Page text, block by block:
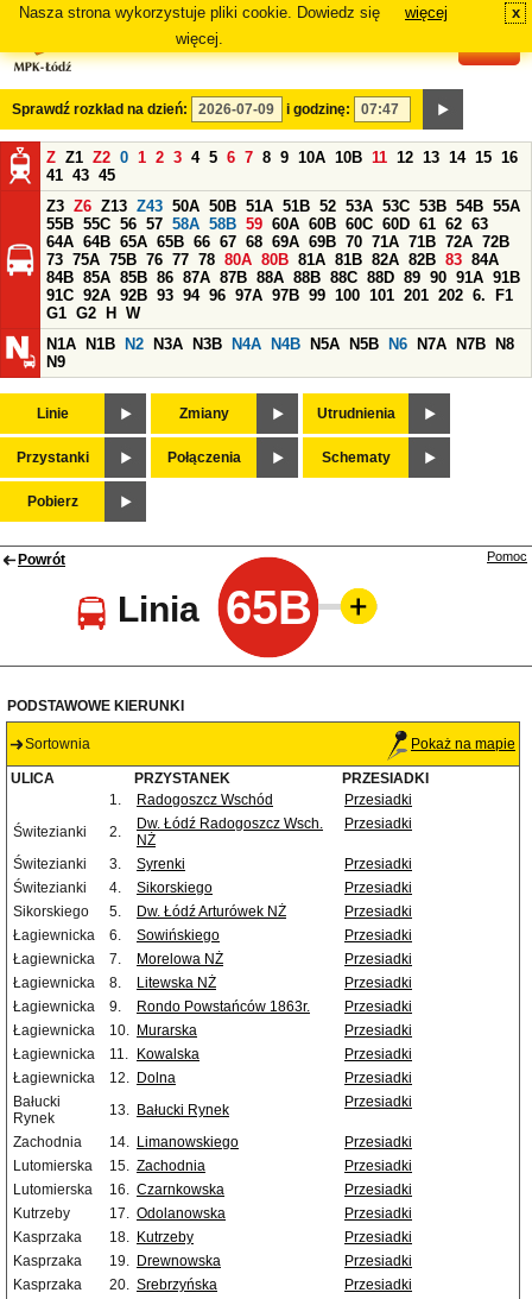
Nasza strona wykorzystuje pliki cookie. Dowiedz się
więcej.
więcej x
Sprawdź rozkład na dzień: i godzinę:
Z Z1 Z2 0 1 2 3 4 5 6 7 8 9 10A 10B 11 12 13 14 15 16
41 43 45
Z3 Z6 Z13 Z43 50A 50B 51A 51B 52 53A 53C 53B 54B 55A
55B 55C 56 57 58A 58B 59 60A 60B 60C 60D 61 62 63
64A 64B 65A 65B 66 67 68 69A 69B 70 71A 71B 72A 72B
73 75A 75B 76 77 78 80A 80B 81A 81B 82A 82B 83 84A
84B 85A 85B 86 87A 87B 88A 88B 88C 88D 89 90 91A 91B
91C 92A 92B 93 94 96 97A 97B 99 100 101 201 202 6.
F1
G1 G2 H
W
N1A
N1B N2 N3A N3B N4A N4B N5A N5B N6 N7A N7B
N8
N9
Linie Zmiany Utrudnienia
Przystanki Połączenia Schematy
Pobierz
Powrót
Linia 65B
Pomoc
PODSTAWOWE KIERUNKI
Sortownia Pokaż na mapie
ULICA PRZYSTANEK
PRZESIADKI
1.
Radogoszcz Wschód
Przesiadki
Świtezianki
2.
Dw. Łódź Radogoszcz Wsch.
NŻ
Przesiadki
Świtezianki 3. Syrenki
Przesiadki
Świtezianki
4. Sikorskiego
Przesiadki
Sikorskiego
5. Dw. Łódź Arturówek NŻ
Przesiadki
Łagiewnicka
6. Sowińskiego
Przesiadki
Łagiewnicka
7. Morelowa NŻ
Przesiadki
Łagiewnicka
8. Litewska NŻ
Przesiadki
Łagiewnicka
9. Rondo Powstańców 1863r.
Przesiadki
Łagiewnicka
10. Murarska
Przesiadki
Łagiewnicka
11. Kowalska
Przesiadki
Łagiewnicka
12. Dolna
Przesiadki
Bałucki
Rynek
13. Bałucki Rynek Przesiadki
Zachodnia 14. Limanowskiego
Przesiadki
Lutomierska
15. Zachodnia
Przesiadki
Lutomierska
16. Czarnkowska
Przesiadki
Kutrzeby
17. Odolanowska
Przesiadki
Kasprzaka
18. Kutrzeby
Przesiadki
Kasprzaka
19. Drewnowska
Przesiadki
Kasprzaka
20. Srebrzyńska
Przesiadki